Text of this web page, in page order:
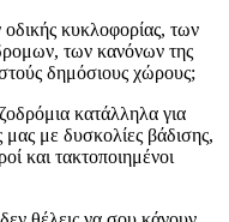
κυκλοφορίας, των
των κανόνων της
δημόσιους χώρους;
κατάλληλα για
με δυσκολίες βάδισης,
και τακτοποιημένοι